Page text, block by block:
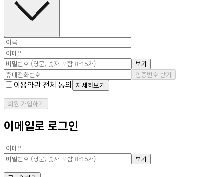
보기
인증번호 받기
이용약관 전체 동의 자세히보기
회원 가입하기
이메일로 로그인
보기